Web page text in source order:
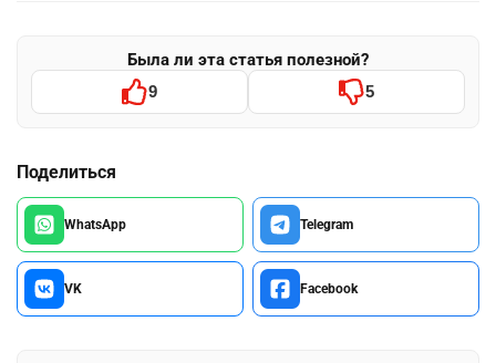
Была ли эта статья полезной?
9 5
Поделиться
WhatsApp Telegram
VK Facebook